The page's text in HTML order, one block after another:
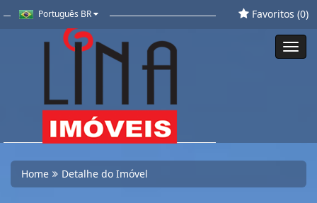
Português BR Favoritos (0)
Home Detalhe do Imóvel